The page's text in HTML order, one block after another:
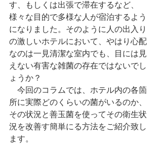
す、もしくは出張で滞在するなど、
様々な目的で多様な人が宿泊するよう
になりました。そのように人の出入り
の激しいホテルにおいて、やはり心配
なのは一見清潔な室内でも、目には見
えない有害な雑菌の存在ではないでし
ょうか？
今回のコラムでは、ホテル内の各箇
所に実際どのくらいの菌がいるのか、
その状況と善玉菌を使ってその衛生状
況を改善す簡単にる方法をご紹介致し
ます。